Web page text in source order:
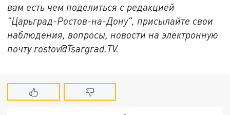
вам есть чем поделиться с редакцией
"Царьград-Ростов-на-Дону", присылайте свои
наблюдения, вопросы, новости на электронную
почту rostov@Tsargrad.ТV.